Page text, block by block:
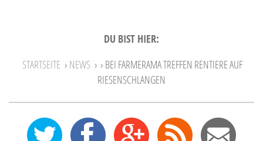
DU BIST HIER:
STARTSEITE › NEWS › › BEI FARMERAMA TREFFEN RENTIERE AUF
RIESENSCHLANGEN
0 12 27 Feed Mail